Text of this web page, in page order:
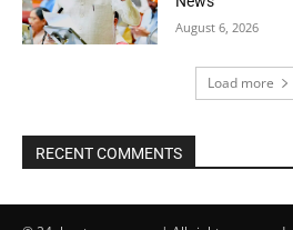
August 6, 2026
Load more
RECENT COMMENTS